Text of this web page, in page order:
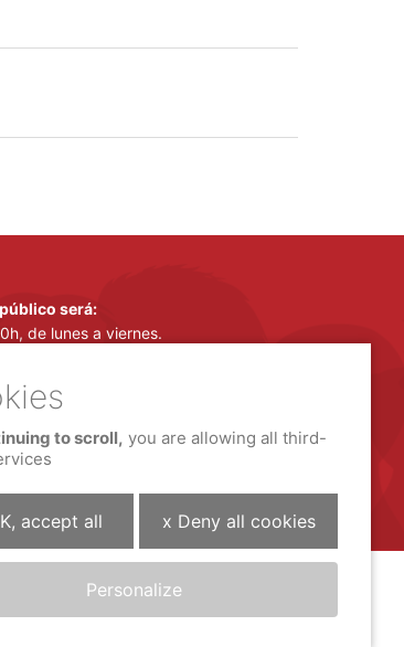
será:
de lunes a viernes.
de lunes a jueves.
14 de septiembre:
será:
de lunes a viernes.
to scroll, you are allowing all third-
accept all x Deny all cookies
Personalize